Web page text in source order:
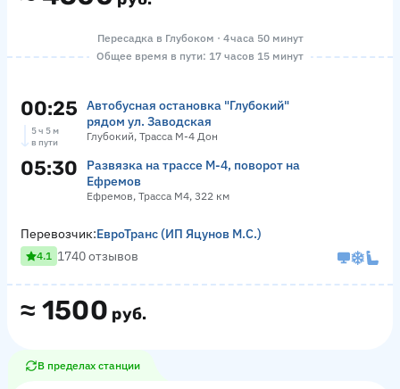
Пересадка в Глубоком · 4 часа 50 минут
Общее время в пути: 17 часов 15 минут
00:25
Автобусная остановка "Глубокий"
рядом ул. Заводская
Глубокий, Трасса М-4 Дон
5 ч 5 м
в пути
05:30
Развязка на трассе М-4, поворот на
Ефремов
Ефремов, Трасса М4, 322 км
≈ 1500 руб.
Перевозчик:ЕвроТранс (ИП Яцунов М.С.)
4.1 1740 отзывов
В пределах станции